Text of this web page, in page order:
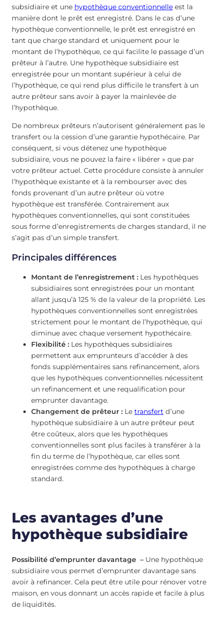
subsidiaire et une hypothèque conventionnelle est la
manière dont le prêt est enregistré. Dans le cas d’une
hypothèque conventionnelle, le prêt est enregistré en
tant que charge standard et uniquement pour le
montant de l’hypothèque, ce qui facilite le passage d’un
prêteur à l’autre. Une hypothèque subsidiaire est
enregistrée pour un montant supérieur à celui de
l’hypothèque, ce qui rend plus difficile le transfert à un
autre prêteur sans avoir à payer la mainlevée de
l’hypothèque.
De nombreux prêteurs n’autorisent généralement pas le
transfert ou la cession d’une garantie hypothécaire. Par
conséquent, si vous détenez une hypothèque
subsidiaire, vous ne pouvez la faire « libérer » que par
votre prêteur actuel. Cette procédure consiste à annuler
l’hypothèque existante et à la rembourser avec des
fonds provenant d’un autre prêteur où votre
hypothèque est transférée. Contrairement aux
hypothèques conventionnelles, qui sont constituées
sous forme d’enregistrements de charges standard, il ne
s’agit pas d’un simple transfert.
Principales différences
Montant de l’enregistrement : Les hypothèques
subsidiaires sont enregistrées pour un montant
allant jusqu’à 125 % de la valeur de la propriété. Les
hypothèques conventionnelles sont enregistrées
strictement pour le montant de l’hypothèque, qui
diminue avec chaque versement hypothécaire.
Flexibilité : Les hypothèques subsidiaires
permettent aux emprunteurs d’accéder à des
fonds supplémentaires sans refinancement, alors
que les hypothèques conventionnelles nécessitent
un refinancement et une requalification pour
emprunter davantage.
Changement de prêteur : Le transfert d’une
hypothèque subsidiaire à un autre prêteur peut
être coûteux, alors que les hypothèques
conventionnelles sont plus faciles à transférer à la
fin du terme de l’hypothèque, car elles sont
enregistrées comme des hypothèques à charge
standard.
Les avantages d’une
hypothèque subsidiaire
Possibilité d’emprunter davantage – Une hypothèque
subsidiaire vous permet d’emprunter davantage sans
avoir à refinancer. Cela peut être utile pour rénover votre
maison, en vous donnant un accès rapide et facile à plus
de liquidités.